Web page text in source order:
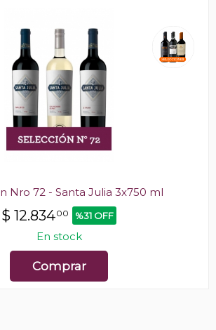
Nro 72 - Santa Julia 3x750 ml
$ 12.83400 %31 OFF
En stock
Comprar